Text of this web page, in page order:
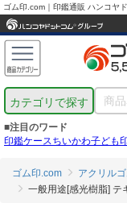
ゴム印.com｜印鑑通販 ハンコヤ
カテゴリで探す
■注目のワード
印鑑ケースちいかわ子ども
ゴム印.com
アクリル
一般用途[感光樹脂] テ